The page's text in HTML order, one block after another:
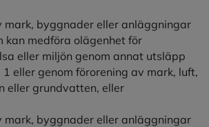
mark, byggnader eller anläggningar
kan medföra olägenhet för
eller miljön genom annat utsläpp
1 eller genom förorening av mark, luft,
eller grundvatten, eller
mark, byggnader eller anläggningar